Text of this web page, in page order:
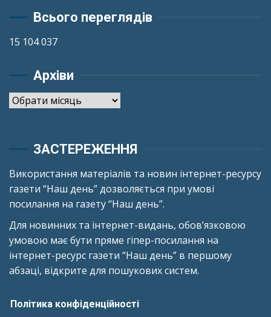
Всього переглядів
15 104 037
Архіви
Архіви
ЗАСТЕРЕЖЕННЯ
Використання матеріалів та новин інтернет-ресурсу
газети “Наш день” дозволяється при умові
посилання на газету “Наш день”.
Для новинних та інтернет-видань, обов’язковою
умовою має бути пряме гіпер-посилання на
інтернет-ресурс газети “Наш день” в першому
абзаці, відкрите для пошукових систем.
Політика конфіденційності